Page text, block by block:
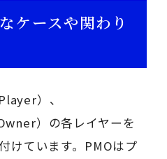
ケースや関わり
）、
）の各レイヤーを
けています。PMOはプ